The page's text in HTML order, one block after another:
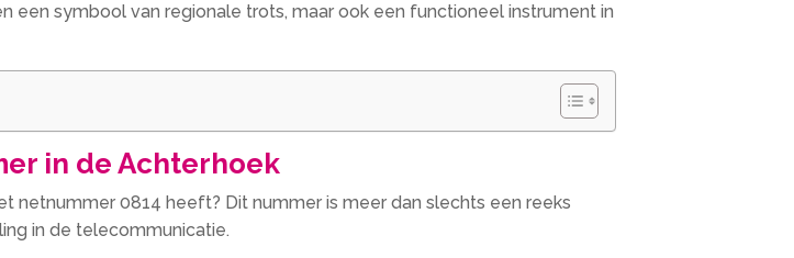
een symbool van regionale trots, maar ook een functioneel instrument in
in de Achterhoek
netnummer 0814 heeft? Dit nummer is meer dan slechts een reeks
in de telecommunicatie.